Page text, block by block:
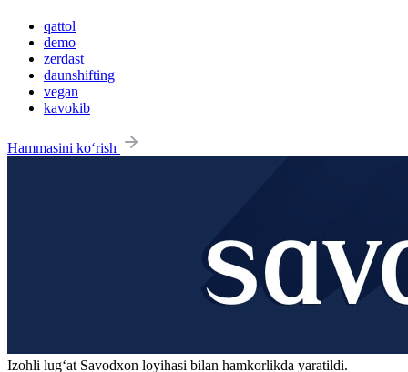
qattol
demo
zerdast
daunshifting
vegan
kavokib
Hammasini ko‘rish
Izohli lugʻat Savodxon loyihasi bilan hamkorlikda yaratildi.